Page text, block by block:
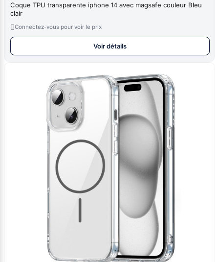
Coque TPU transparente iphone 14 avec magsafe couleur Bleu
clair
Connectez-vous pour voir le prix
Voir détails